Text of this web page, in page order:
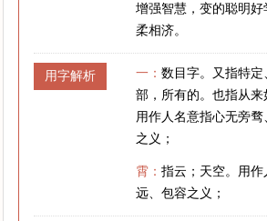
增强智慧，变的聪明好
柔相济。
用字解析 一：数目字。又指特
部，所有的。也指从来
用作人名意指心无旁
之义；
霄：指云；天空。用
远、包容之义；